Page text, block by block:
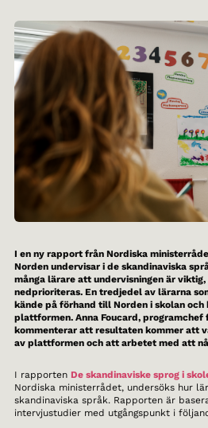
I en ny rapport från Nordiska
Norden undervisar i de skandinaviska
många lärare att undervisningen är
nedprioriteras. En tredjedel av lärarna
kände på förhand till Norden i skolan och
plattformen. Anna Foucard, programchef
kommenterar att resultaten kommer att
av plattformen och att arbetet med att
I rapporten De skandinaviske sprog i
Nordiska ministerrådet, undersöks hur
skandinaviska språk. Rapporten är
intervjustudier med utgångspunkt i